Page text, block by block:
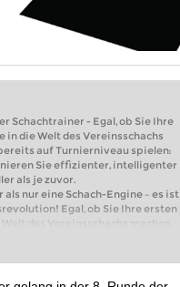
Schachtrainer - Egal, ob Sie Ihre
in die Welt des Vereinsschachs
auf Turnierniveau spielen:
Sie effizienter, intelligenter
als je zuvor.
als nur eine Schach-Engine – es ist
Egal, ob Sie Ihre ersten
des Vereinsschachs machen
Turnierniveau spielen: Mit
Sie effizienter, intelligenter und
je zuvor.